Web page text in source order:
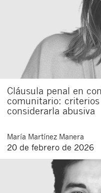
Cláusula penal en
comunitario:
considerarla abusiva
María Martínez Manera
20 de febrero de 2026